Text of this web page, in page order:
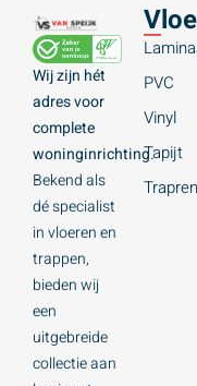
Wij zijn hét
adres voor
complete
woninginrichting.
Bekend als
dé specialist
in vloeren en
trappen,
bieden wij
een
uitgebreide
collectie aan
PVC
Vinyl
Tapijt